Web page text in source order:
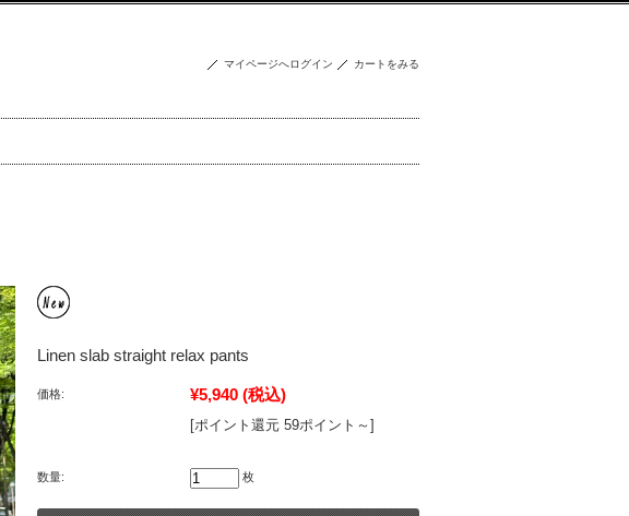
マイページへログイン カートをみる
Linen slab straight relax pants
価格: ¥5,940 (税込)
[ポイント還元 59ポイント～]
数量: 枚